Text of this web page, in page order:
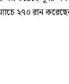
২৭০ রান